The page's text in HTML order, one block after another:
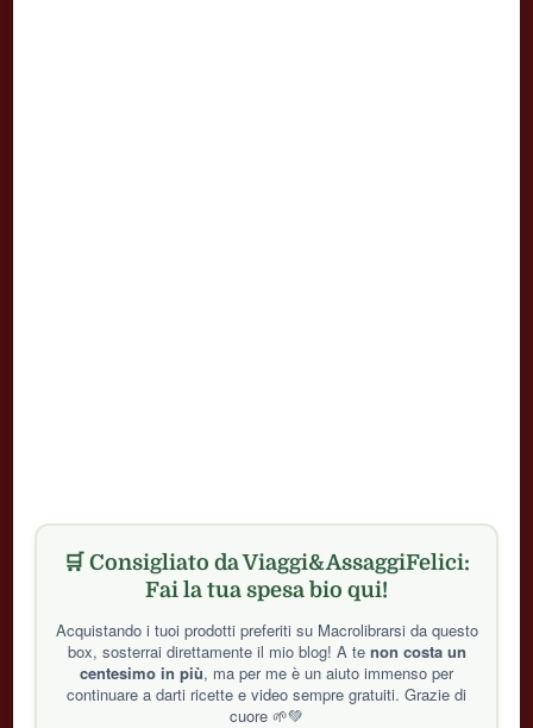
🛒 Consigliato da Viaggi&AssaggiFelici:
Fai la tua spesa bio qui!
Acquistando i tuoi prodotti preferiti su Macrolibrarsi da questo
box, sosterrai direttamente il mio blog! A te non costa un
centesimo in più, ma per me è un aiuto immenso per
continuare a darti ricette e video sempre gratuiti. Grazie di
cuore 🌱💚